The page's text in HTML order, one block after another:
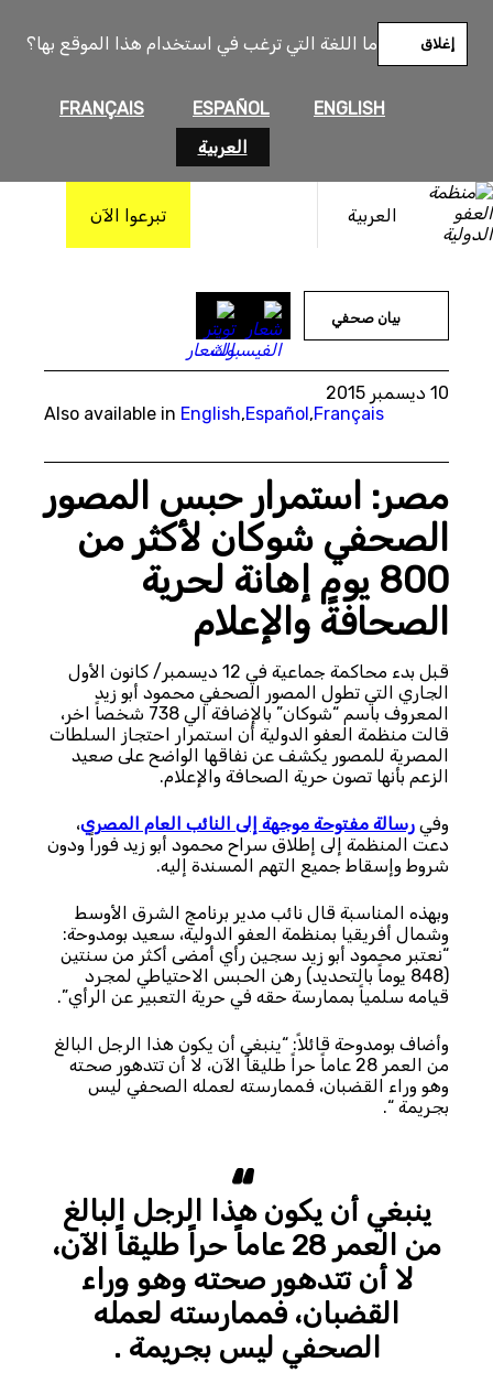
ما اللغة التي ترغب في استخدام هذا الموقع بها؟
ENGLISH
ESPAÑOL
FRANÇAIS
العربية
إغلاق
العربية تبرعوا الآن
المحتوى
بيان صحفي
10 ديسمبر 2015
Also available in English,Español,Français
مصر: استمرار حبس المصور
الصحفي شوكان لأكثر من
800 يومٍ إهانة لحرية
الصحافة والإعلام
قبل بدء محاكمة جماعية في 12 ديسمبر/ كانون الأول
الجاري التي تطول المصور الصحفي محمود أبو زيد
المعروف باسم “شوكان” بالإضافة الي 738 شخصاً اخر،
قالت منظمة العفو الدولية أن استمرار احتجاز السلطات
المصرية للمصور يكشف عن نفاقها الواضح على صعيد
الزعم بأنها تصون حرية الصحافة والإعلام.
وفي رسالة مفتوحة موجهة إلى النائب العام المصري،
دعت المنظمة إلى إطلاق سراح محمود أبو زيد فوراً ودون
شروط وإسقاط جميع التهم المسندة إليه.
وبهذه المناسبة قال نائب مدير برنامج الشرق الأوسط
وشمال أفريقيا بمنظمة العفو الدولية، سعيد بومدوحة:
“نعتبر محمود أبو زيد سجين رأي أمضى أكثر من سنتين
(848 يوماً بالتحديد) رهن الحبس الاحتياطي لمجرد
قيامه سلمياً بممارسة حقه في حرية التعبير عن الرأي”.
وأضاف بومدوحة قائلاً: “ينبغي أن يكون هذا الرجل البالغ
من العمر 28 عاماً حراً طليقاً الآن، لا أن تتدهور صحته
وهو وراء القضبان، فممارسته لعمله الصحفي ليس
بجريمة “.
ينبغي أن يكون هذا الرجل البالغ
من العمر 28 عاماً حراً طليقاً الآن،
لا أن تتدهور صحته وهو وراء
القضبان، فممارسته لعمله
الصحفي ليس بجريمة .